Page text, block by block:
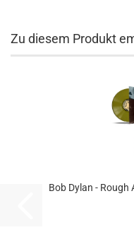
Zu diesem Produkt
Bob Dylan - Rough